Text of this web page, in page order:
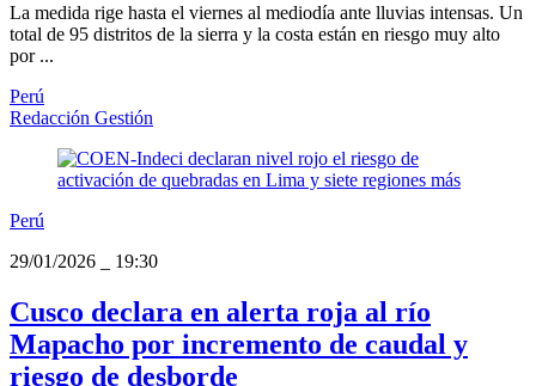
La medida rige hasta el viernes al mediodía ante lluvias intensas. Un
total de 95 distritos de la sierra y la costa están en riesgo muy alto
por ...
Perú
Redacción Gestión
Perú
29/01/2026
19:30
Cusco declara en alerta roja al río
Mapacho por incremento de caudal y
riesgo de desborde